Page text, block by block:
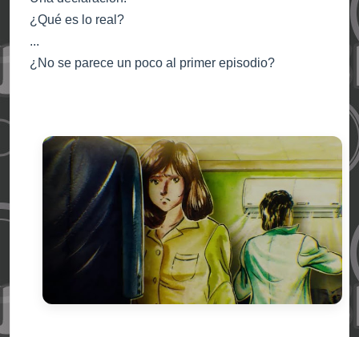
¿Qué es lo real?
...
¿No se parece un poco al primer episodio?